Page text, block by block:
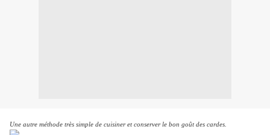
Une autre méthode très simple de cuisiner et conserver le bon goût des cardes.